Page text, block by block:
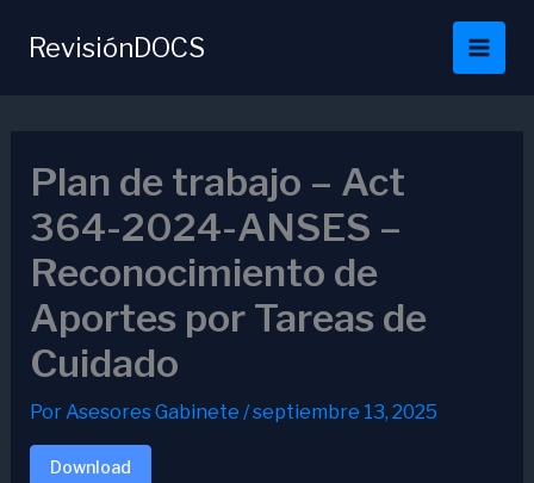
RevisiónDOCS
Plan de trabajo – Act
364-2024-ANSES –
Reconocimiento de
Aportes por Tareas de
Cuidado
PorAsesores Gabinete /septiembre 13, 2025
Download